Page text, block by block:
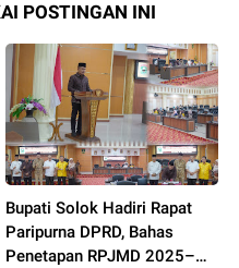
POSTINGAN INI
Bupati Solok Hadiri Rapat
Paripurna DPRD, Bahas
Penetapan RPJMD 2025–